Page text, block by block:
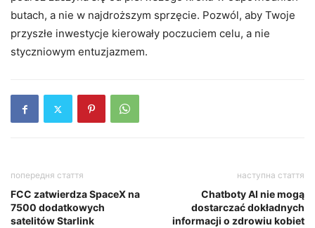
butach, a nie w najdroższym sprzęcie. Pozwól, aby Twoje
przyszłe inwestycje kierowały poczuciem celu, a nie
styczniowym entuzjazmem.
попередня стаття
FCC zatwierdza SpaceX na
7500 dodatkowych
satelitów Starlink
наступна стаття
Chatboty AI nie mogą
dostarczać dokładnych
informacji o zdrowiu kobiet